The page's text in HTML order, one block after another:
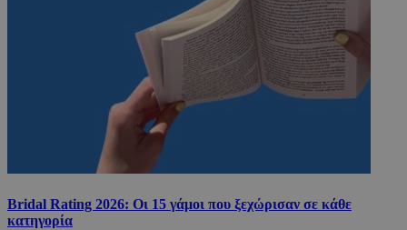
Bridal Rating 2026: Οι 15 γάμοι που ξεχώρισαν σε κάθε
κατηγορία